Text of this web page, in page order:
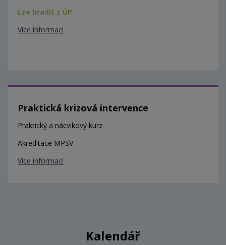
Lze hradit z ÚP
Více informací
Praktická krizová intervence
Praktický a nácvikový kurz
Akreditace MPSV
Více informací
Kalendář